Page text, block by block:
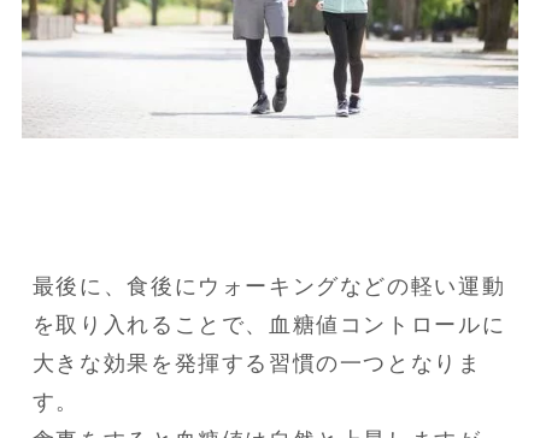
最後に、食後にウォーキングなどの軽い運動
を取り入れることで、血糖値コントロールに
大きな効果を発揮する習慣の一つとなりま
す。